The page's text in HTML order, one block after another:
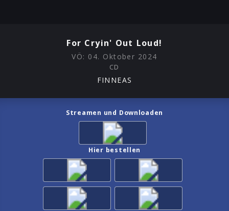
For Cryin' Out Loud!
VÖ: 04. Oktober 2024
CD
FINNEAS
Streamen und Downloaden
Hier bestellen